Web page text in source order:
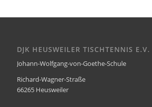
DJK HEUSWEILER TISCHTENNIS E.V.
Johann-Wolfgang-von-Goethe-Schule
Richard-Wagner-Straße
66265 Heusweiler